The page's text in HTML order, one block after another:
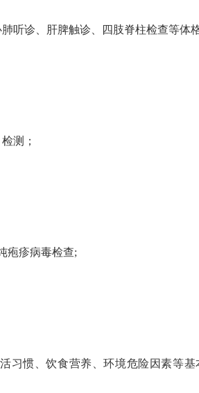
诊、肝脾触诊、四肢脊柱检查等体
测；
疹病毒检查;
惯、饮食营养、环境危险因素等基